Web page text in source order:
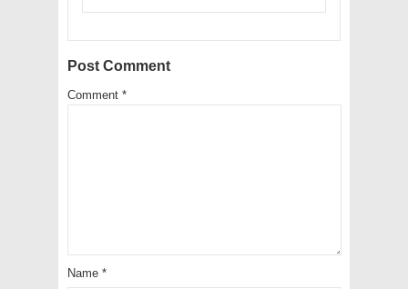
Post Comment
Comment *
Name *